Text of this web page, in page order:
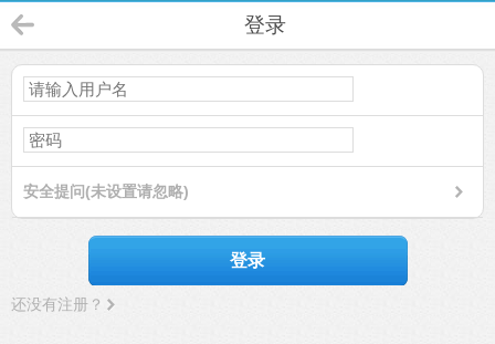
登录
安全提问(未设置请忽略)
登录
还没有注册？